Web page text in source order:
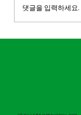
는 도그렉. 세
감 있는 라운
댓글을 입력하세요.